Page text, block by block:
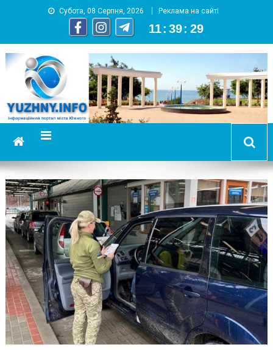
Субота, 08 Серпня, 2026 Реклама на сайті
11 : 39 : 30
YUZHNY.INFO
информационный портал города Южный